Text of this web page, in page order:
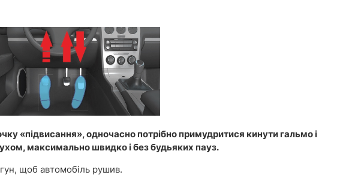
«підвисання», одночасно потрібно примудритися кинути гальмо і
максимально швидко і без будьяких пауз.
щоб автомобіль рушив.